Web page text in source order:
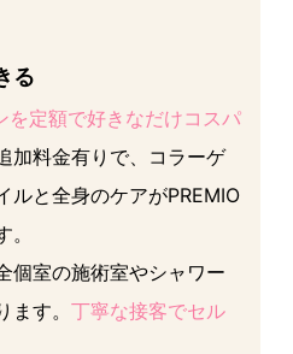
る
を定額で好きなだけコスパ
加料金有りで、コラーゲ
ルと全身のケアがPREMIO
。
個室の施術室やシャワー
す。 丁寧な接客でセル